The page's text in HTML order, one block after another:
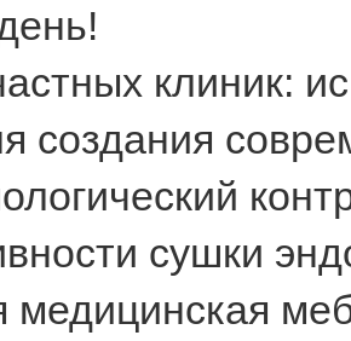
клиник:
создания
сушки